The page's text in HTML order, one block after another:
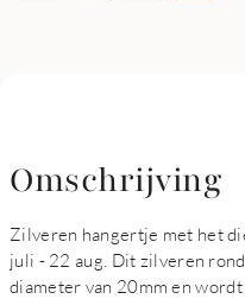
Omschrijving
Zilveren hangertje met het
juli - 22 aug. Dit zilveren
diameter van 20mm en wordt